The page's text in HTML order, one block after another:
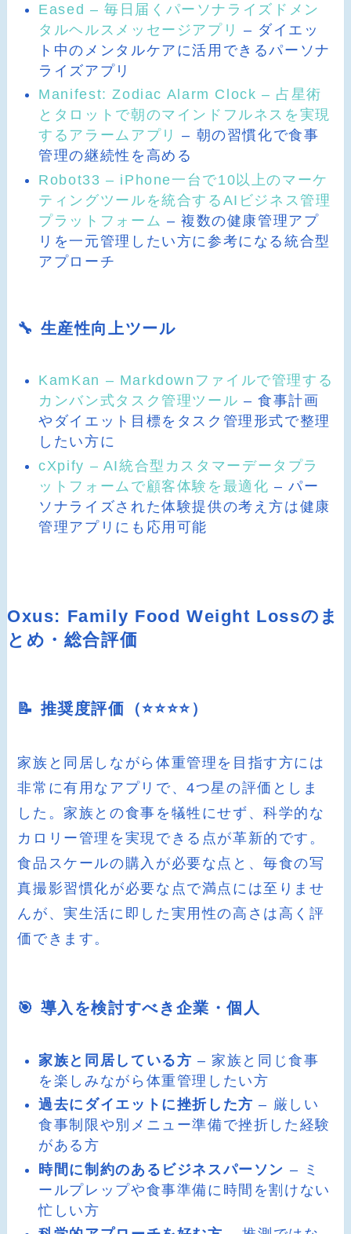
Eased – 毎日届くパーソナライズドメン
タルヘルスメッセージアプリ – ダイエッ
ト中のメンタルケアに活用できるパーソナ
ライズアプリ
Manifest: Zodiac Alarm Clock – 占星術
とタロットで朝のマインドフルネスを実現
するアラームアプリ – 朝の習慣化で食事
管理の継続性を高める
Robot33 – iPhone一台で10以上のマーケ
ティングツールを統合するAIビジネス管理
プラットフォーム – 複数の健康管理アプ
リを一元管理したい方に参考になる統合型
アプローチ
🔧 生産性向上ツール
KamKan – Markdownファイルで管理する
カンバン式タスク管理ツール – 食事計画
やダイエット目標をタスク管理形式で整理
したい方に
cXpify – AI統合型カスタマーデータプラ
ットフォームで顧客体験を最適化 – パー
ソナライズされた体験提供の考え方は健康
管理アプリにも応用可能
Oxus: Family Food Weight Lossのま
とめ・総合評価
📝 推奨度評価（⭐️⭐️⭐️⭐️）
家族と同居しながら体重管理を目指す方には
非常に有用なアプリで、4つ星の評価としま
した。家族との食事を犠牲にせず、科学的な
カロリー管理を実現できる点が革新的です。
食品スケールの購入が必要な点と、毎食の写
真撮影習慣化が必要な点で満点には至りませ
んが、実生活に即した実用性の高さは高く評
価できます。
🎯 導入を検討すべき企業・個人
家族と同居している方 – 家族と同じ食事
を楽しみながら体重管理したい方
過去にダイエットに挫折した方 – 厳しい
食事制限や別メニュー準備で挫折した経験
がある方
時間に制約のあるビジネスパーソン – ミ
ールプレップや食事準備に時間を割けない
忙しい方